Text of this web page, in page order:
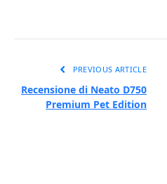
PREVIOUS ARTICLE
Recensione di Neato D750
Premium Pet Edition